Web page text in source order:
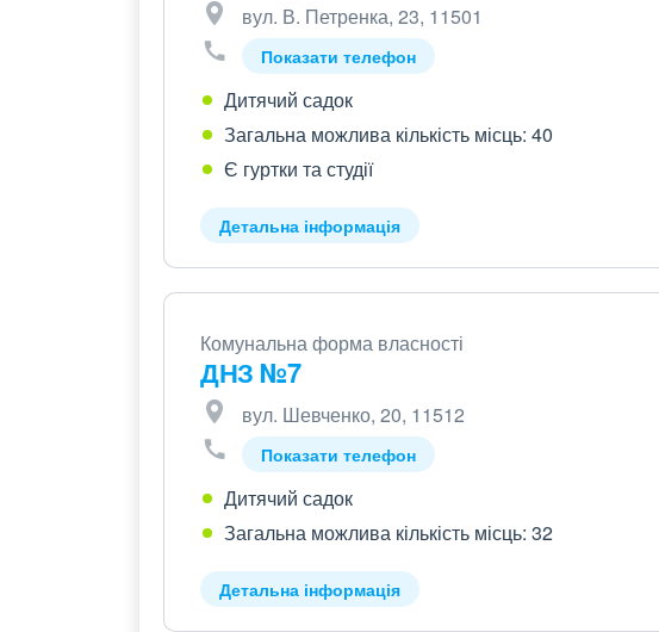
вул. В. Петренка, 23, 11501
Показати телефон
Дитячий садок
Загальна можлива кількість місць: 40
Є гуртки та студії
Детальна інформація
Комунальна форма власності
ДНЗ №7
вул. Шевченко, 20, 11512
Показати телефон
Дитячий садок
Загальна можлива кількість місць: 32
Детальна інформація